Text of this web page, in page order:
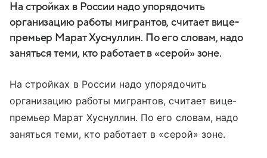
На стройках в России надо упорядочить
организацию работы мигрантов, считает вице-
премьер Марат Хуснуллин. По его словам, надо
заняться теми, кто работает в «серой» зоне.
На стройках в России надо упорядочить
организацию работы мигрантов, считает вице-
премьер Марат Хуснуллин. По его словам, надо
заняться теми, кто работает в «серой» зоне.